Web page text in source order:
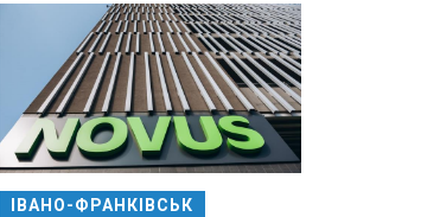
ІВАНО-ФРАНКІВСЬК